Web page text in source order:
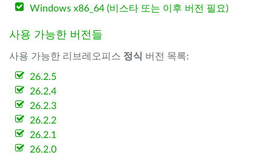
Windows x86_64 (비스타 또는 이후 버전 필요)
사용 가능한 버전들
사용 가능한 리브레오피스 정식 버전 목록:
26.2.5
26.2.4
26.2.3
26.2.2
26.2.1
26.2.0